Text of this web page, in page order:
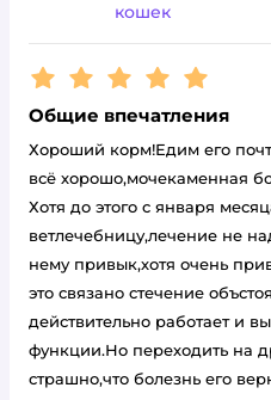
кошек
Рейтинг:5
Общие впечатления
Хороший корм!Едим его
всё хорошо,мочекаменная
Хотя до этого с января
ветлечебницу,лечение не
нему привык,хотя очень
это связано стечение
действительно работает и
функции.Но переходить на
страшно,что болезнь его